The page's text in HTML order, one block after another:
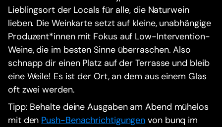
Lieblingsort der Locals für alle, die Naturwein
lieben. Die Weinkarte setzt auf kleine, unabhängige
Produzent*innen mit Fokus auf Low-Intervention-
Weine, die im besten Sinne überraschen. Also
schnapp dir einen Platz auf der Terrasse und bleib
eine Weile! Es ist der Ort, an dem aus einem Glas
oft zwei werden.
Tipp: Behalte deine Ausgaben am Abend mühelos
mit den Push-Benachrichtigungen von bunq im